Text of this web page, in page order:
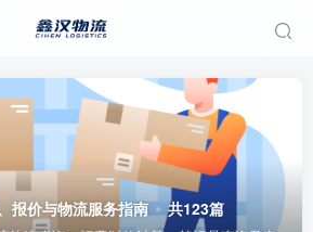
报价与物流服务指南 共123篇